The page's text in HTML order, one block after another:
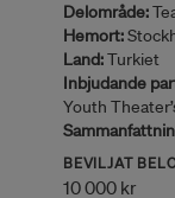
Delområde:
Hemort:
Land:Turkiet
Inbjudande
Youth
BEVILJAT
10 000 kr